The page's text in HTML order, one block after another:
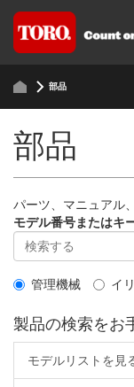
部品
部品
パーツ、マニュアル
モデル番号またはキ
管理機械 イ
製品の検索をお
モデルリストを見